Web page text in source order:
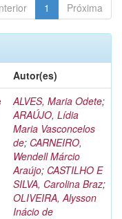
1 Próxima
Autor(es)
ALVES, Maria Odete;
ARAÚJO, Lídia
Maria Vasconcelos
de; CARNEIRO,
Wendell Márcio
Araújo; CASTILHO E
SILVA, Carolina Braz;
OLIVEIRA, Alysson
Inácio de